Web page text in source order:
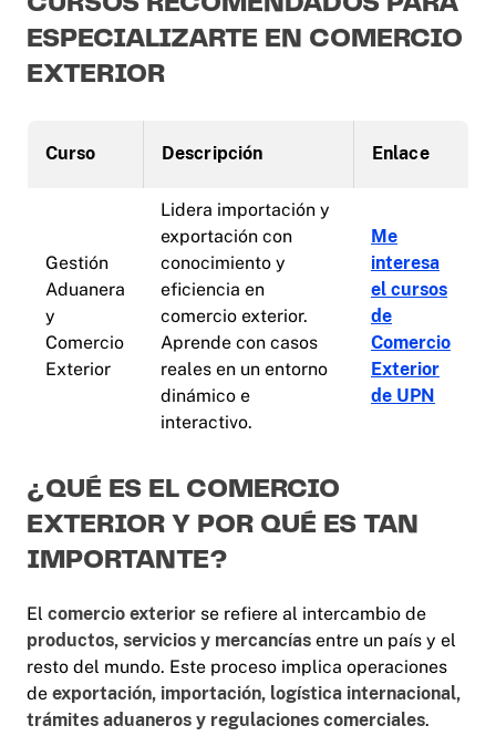
ESPECIALIZARTE EN COMERCIO
EXTERIOR
Curso Descripción Enlace
Gestión
Aduanera
y
Comercio
Exterior
Lidera importación y
exportación con
conocimiento y
eficiencia en
comercio exterior.
Aprende con casos
reales en un entorno
dinámico e
interactivo.
Me
interesa
el cursos
de
Comercio
Exterior
de UPN
¿QUÉ ES EL COMERCIO
EXTERIOR Y POR QUÉ ES TAN
IMPORTANTE?
El comercio exterior se refiere al intercambio de
productos, servicios y mercancías entre un país y el
resto del mundo. Este proceso implica operaciones
de exportación, importación, logística internacional,
trámites aduaneros y regulaciones comerciales.